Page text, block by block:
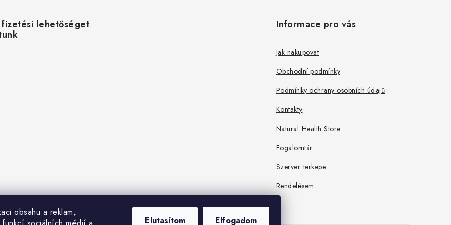
obsahu a reklam,
Elutasítom Elfogadom
lehetőséget
Informace pro vás
Jak nakupovat
Obchodní podmínky
Podmínky ochrany osobních údajů
Kontakty
Natural Health Store
Fogalomtár
Szerver terkepe
Rendelésem